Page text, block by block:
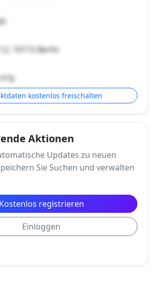
10115 Berlin
kostenlos freischalten
Aktionen
Updates zu neuen
Sie Suchen und verwalten
Kostenlos registrieren
Einloggen